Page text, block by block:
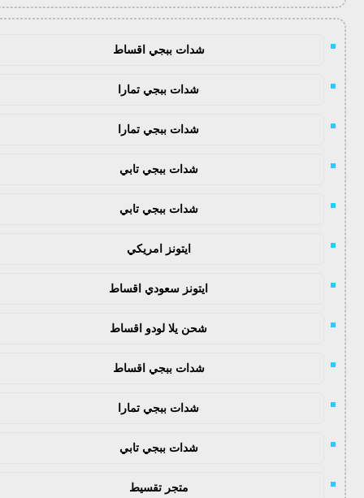
شدات ببجي اقساط
شدات ببجي تمارا
شدات ببجي تمارا
شدات ببجي تابي
شدات ببجي تابي
ايتونز امريكي
ايتونز سعودي اقساط
شحن يلا لودو اقساط
شدات ببجي اقساط
شدات ببجي تمارا
شدات ببجي تابي
متجر تقسيط